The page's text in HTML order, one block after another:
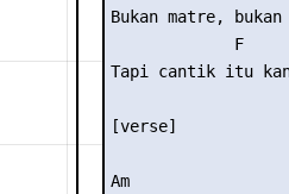
Bukan matre, bukan
             F
Tapi cantik itu
[verse]
Am